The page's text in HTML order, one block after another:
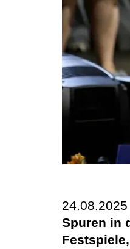
24.08.2025
Spuren in